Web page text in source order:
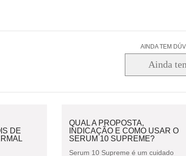
AINDA TEM
DE
QUAL A PROPOSTA,
INDICAÇÃO E COMO USAR O
SERUM 10 SUPREME?
Serum 10 Supreme é um cuidado